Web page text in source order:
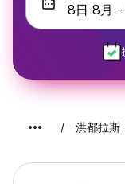
洪都拉斯